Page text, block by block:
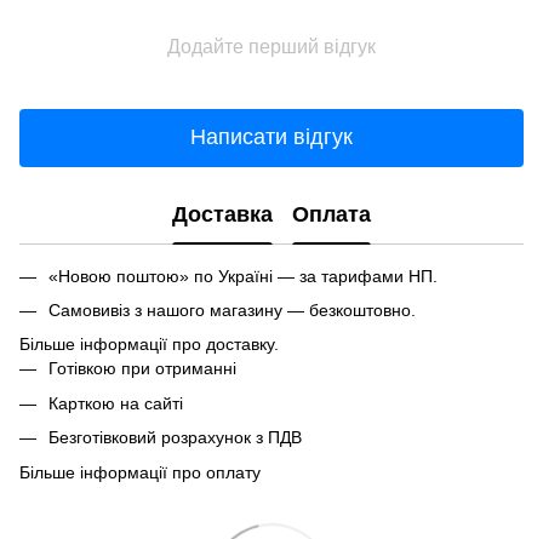
Додайте перший відгук
Написати відгук
Доставка Оплата
«Новою поштою» по Україні — за тарифами НП.
Самовивіз з нашого магазину — безкоштовно.
Більше інформації про доставку.
Готівкою при отриманні
Карткою на сайті
Безготівковий розрахунок з ПДВ
Більше інформації про оплату